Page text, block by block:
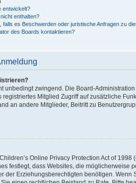
entwickelt?
enthalten?
falls es Beschwerden oder juristische Anfragen zu
des Boards kontaktieren?
unbedingt zwingend. Die Board-
Mitglied Zugriff auf zusätzliche
an andere Mitglieder, Beitritt zu
Online Privacy Protection Act of
festlegt, dass Websites, die
der Erziehungsberechtigten benötigen.